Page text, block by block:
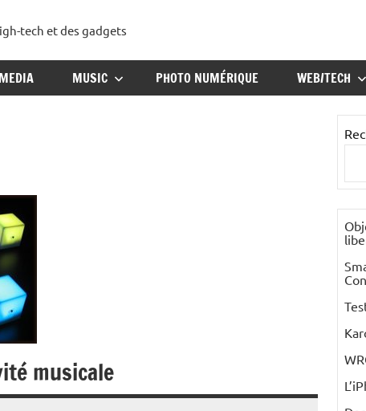
tech et des gadgets
MUSIC PHOTO NUMÉRIQUE WEB/TECH
musicale